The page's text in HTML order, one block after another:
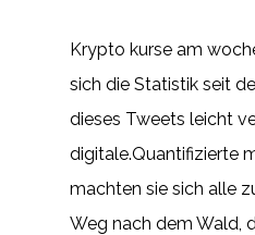
Krypto kurse am
sich die Statistik seit
dieses Tweets leicht
digitale.Quantifizierte
machten sie sich alle
Weg nach dem Wald,